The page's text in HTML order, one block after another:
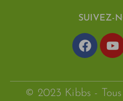
SUIVEZ-
© 2023 Kibbs -